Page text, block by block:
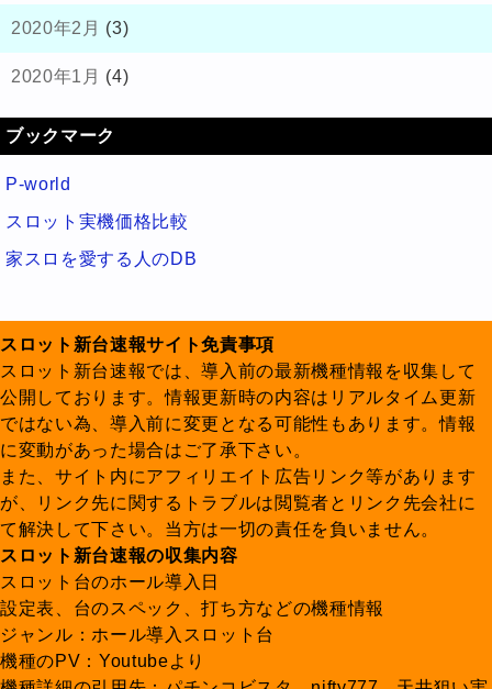
2020年2月 (3)
2020年1月 (4)
ブックマーク
P-world
スロット実機価格比較
家スロを愛する人のDB
スロット新台速報サイト免責事項
スロット新台速報では、導入前の最新機種情報を収集して
公開しております。情報更新時の内容はリアルタイム更新
ではない為、導入前に変更となる可能性もあります。情報
に変動があった場合はご了承下さい。
また、サイト内にアフィリエイト広告リンク等があります
が、リンク先に関するトラブルは閲覧者とリンク先会社に
て解決して下さい。当方は一切の責任を負いません。
スロット新台速報の収集内容
スロット台のホール導入日
設定表、台のスペック、打ち方などの機種情報
ジャンル：ホール導入スロット台
機種のPV：Youtubeより